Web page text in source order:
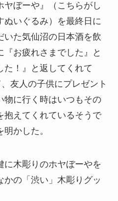
ぼーや』（こちらがし
ぬいぐるみ）を最終日に
いた気仙沼の日本酒を飲
お疲れさまでした』と
た！』と返してくれて
友人の子供にプレゼント
物に行く時はいつもその
抱えてくれているそうで
かした。
に木彫りのホヤぼーやを
の「渋い」木彫りグッ